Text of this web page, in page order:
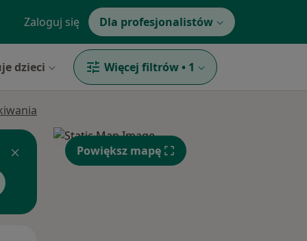
Zaloguj się Dla profesjonalistów
dzieci Więcej filtrów • 1
Powiększ mapę